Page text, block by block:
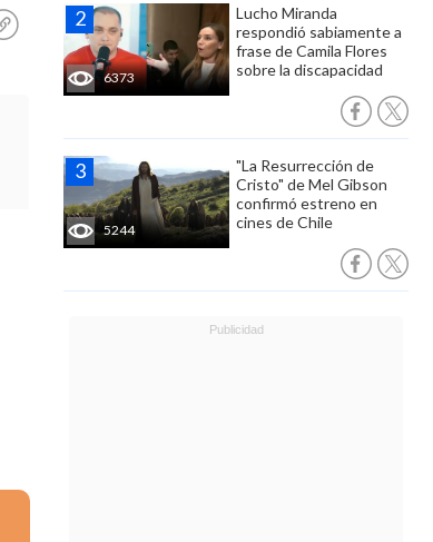
6373
Lucho Miranda
respondió sabiamente a
frase de Camila Flores
sobre la discapacidad
5244
"La Resurrección de
Cristo" de Mel Gibson
confirmó estreno en
cines de Chile